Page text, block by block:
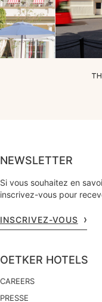
NEWSLETTER
Si vous souhaitez en
inscrivez-vous pour
INSCRIVEZ-VOUS
OETKER HOTELS
CAREERS
PRESSE